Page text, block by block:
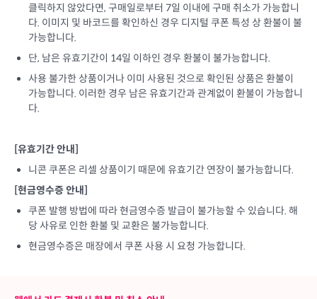
클릭하지 않았다면, 구매일로부터 7일 이내에 구매 취소가 가능합니
다. 이미지 및 바코드를 확인하신 경우 디지털 쿠폰 특성 상 환불이 불
가능합니다.
단, 남은 유효기간이 14일 이하인 경우 환불이 불가능합니다.
사용 불가한 상품이거나 이미 사용된 것으로 확인된 상품은 환불이
가능합니다. 이러한 경우 남은 유효기간과 관계없이 환불이 가능합니
다.
[유효기간 안내]
니콘 쿠폰은 리셀 상품이기 때문에 유효기간 연장이 불가능합니다.
[현금영수증 안내]
쿠폰 발행 방법에 따라 현금영수증 발급이 불가능할 수 있습니다. 해
당 사유로 인한 환불 및 교환은 불가능합니다.
현금영수증은 매장에서 쿠폰 사용 시 요청 가능합니다.